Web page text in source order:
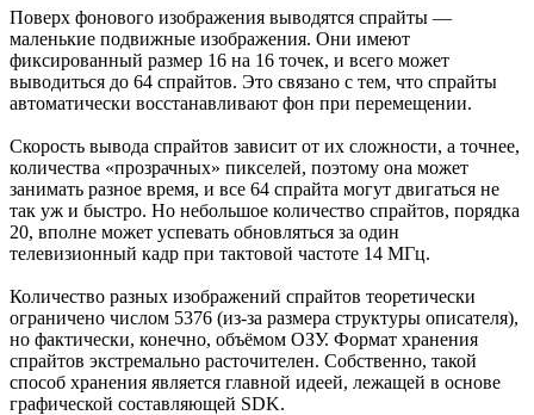
Поверх фонового изображения выводятся спрайты —
маленькие подвижные изображения. Они имеют
фиксированный размер 16 на 16 точек, и всего может
выводиться до 64 спрайтов. Это связано с тем, что спрайты
автоматически восстанавливают фон при перемещении.
Скорость вывода спрайтов зависит от их сложности, а точнее,
количества «прозрачных» пикселей, поэтому она может
занимать разное время, и все 64 спрайта могут двигаться не
так уж и быстро. Но небольшое количество спрайтов, порядка
20, вполне может успевать обновляться за один
телевизионный кадр при тактовой частоте 14 МГц.
Количество разных изображений спрайтов теоретически
ограничено числом 5376 (из-за размера структуры описателя),
но фактически, конечно, объёмом ОЗУ. Формат хранения
спрайтов экстремально расточителен. Собственно, такой
способ хранения является главной идеей, лежащей в основе
графической составляющей SDK.